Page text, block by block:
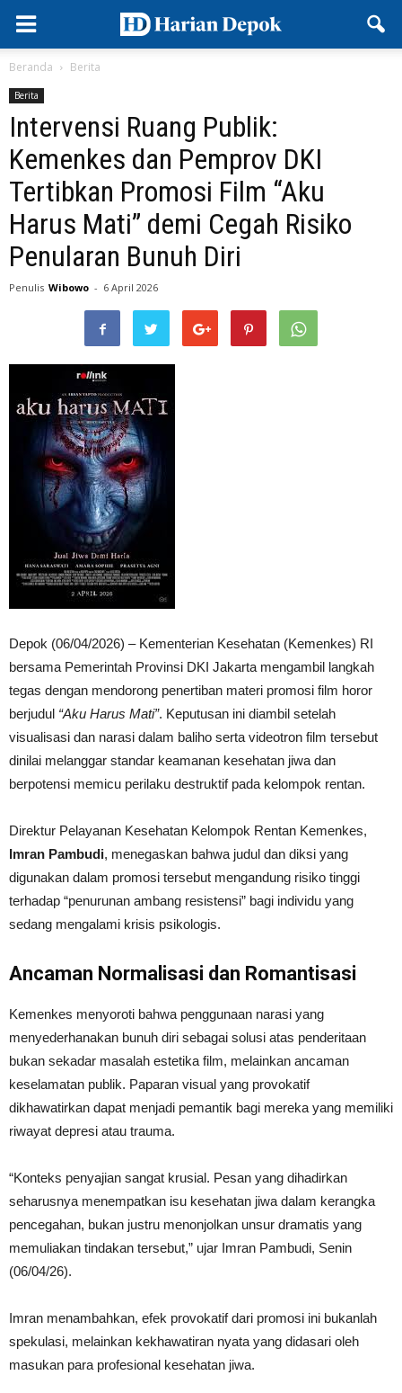
Beranda Berita
Berita
Intervensi Ruang Publik:
Kemenkes dan Pemprov DKI
Tertibkan Promosi Film “Aku
Harus Mati” demi Cegah Risiko
Penularan Bunuh Diri
Penulis Wibowo - 6 April 2026
Depok (06/04/2026) – Kementerian Kesehatan (Kemenkes) RI
bersama Pemerintah Provinsi DKI Jakarta mengambil langkah
tegas dengan mendorong penertiban materi promosi film horor
berjudul “Aku Harus Mati”. Keputusan ini diambil setelah
visualisasi dan narasi dalam baliho serta videotron film tersebut
dinilai melanggar standar keamanan kesehatan jiwa dan
berpotensi memicu perilaku destruktif pada kelompok rentan.
Direktur Pelayanan Kesehatan Kelompok Rentan Kemenkes,
Imran Pambudi, menegaskan bahwa judul dan diksi yang
digunakan dalam promosi tersebut mengandung risiko tinggi
terhadap “penurunan ambang resistensi” bagi individu yang
sedang mengalami krisis psikologis.
Ancaman Normalisasi dan Romantisasi
Kemenkes menyoroti bahwa penggunaan narasi yang
menyederhanakan bunuh diri sebagai solusi atas penderitaan
bukan sekadar masalah estetika film, melainkan ancaman
keselamatan publik. Paparan visual yang provokatif
dikhawatirkan dapat menjadi pemantik bagi mereka yang memiliki
riwayat depresi atau trauma.
“Konteks penyajian sangat krusial. Pesan yang dihadirkan
seharusnya menempatkan isu kesehatan jiwa dalam kerangka
pencegahan, bukan justru menonjolkan unsur dramatis yang
memuliakan tindakan tersebut,” ujar Imran Pambudi, Senin
(06/04/26).
Imran menambahkan, efek provokatif dari promosi ini bukanlah
spekulasi, melainkan kekhawatiran nyata yang didasari oleh
masukan para profesional kesehatan jiwa.